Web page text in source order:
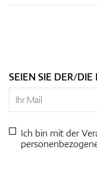
SEIEN SIE DER/DIE
Ich bin mit der